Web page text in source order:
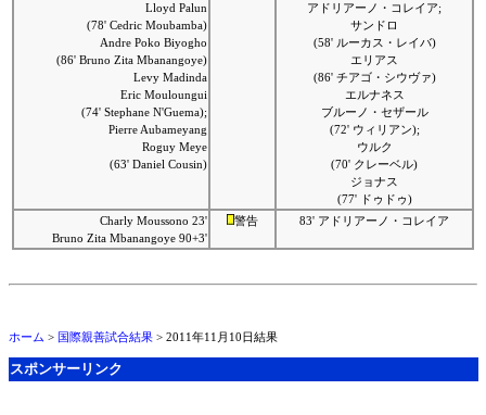
Lloyd Palun
(78' Cedric Moubamba)
Andre Poko Biyogho
(86' Bruno Zita Mbanangoye)
Levy Madinda
Eric Mouloungui
(74' Stephane N'Guema);
Pierre Aubameyang
Roguy Meye
(63' Daniel Cousin)
アドリアーノ・コレイア;
サンドロ
(58' ルーカス・レイバ)
エリアス
(86' チアゴ・シウヴァ)
エルナネス
ブルーノ・セザール
(72' ウィリアン);
ウルク
(70' クレーベル)
ジョナス
(77' ドゥドゥ)
Charly Moussono 23'
Bruno Zita Mbanangoye 90+3'
警告 83' アドリアーノ・コレイア
ホーム > 国際親善試合結果 > 2011年11月10日結果
スポンサーリンク